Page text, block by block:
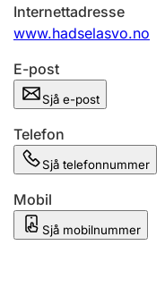
Internettadresse
www.hadselasvo.no
E-post
Sjå e-post
Telefon
Sjå telefonnummer
Mobil
Sjå mobilnummer